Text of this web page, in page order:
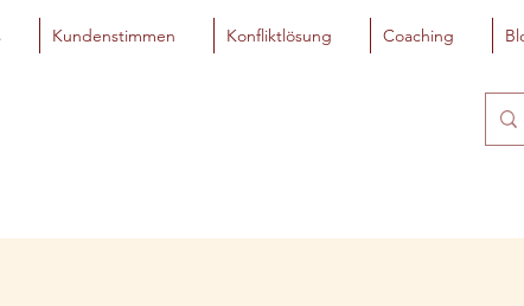
Kundenstimmen Konfliktlösung Coaching